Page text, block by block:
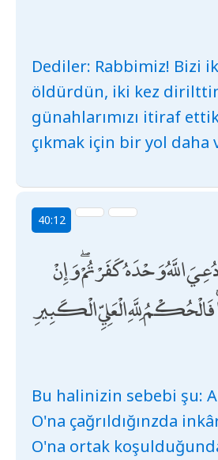
Dediler: Rabbimiz! Bizi
öldürdün, iki kez
günahlarımızı itiraf
çıkmak için bir yol daha
40:12
اللَّهُ وَحْدَهُ كَفَرْتُمْ ۖ وَإِنْ
لِلَّهِ الْعَلِيِّ الْكَبِيرِ
Bu halinizin sebebi şu:
O'na çağrıldığınzda
O'na ortak